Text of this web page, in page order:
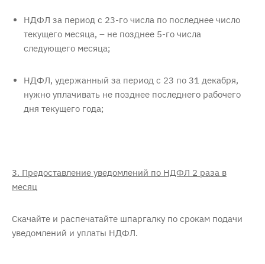
НДФЛ за период с 23-го числа по последнее число
текущего месяца, – не позднее 5-го числа
следующего месяца;
НДФЛ, удержанный за период с 23 по 31 декабря,
нужно уплачивать не позднее последнего рабочего
дня текущего года;
3. Предоставление уведомлений по НДФЛ 2 раза в
месяц
Cкачайте и распечатайте шпаргалку по срокам подачи
уведомлений и уплаты НДФЛ.